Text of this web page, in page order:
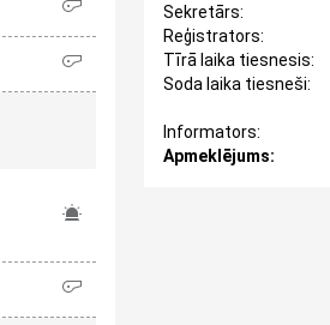
Sekretārs:
Reģistrators:
Tīrā laika tiesnesis:
Soda laika tiesneši:
Informators:
Apmeklējums: